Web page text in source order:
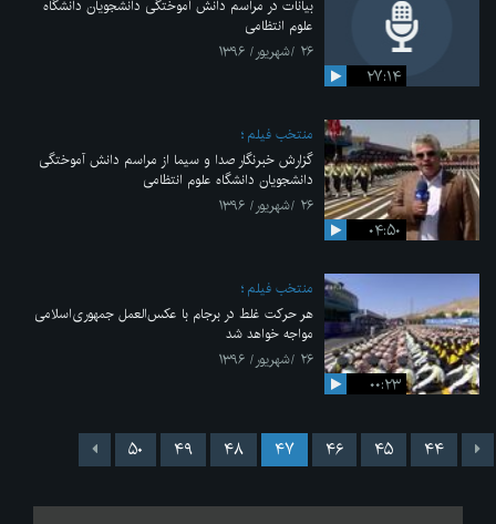
۲۷:۱۴
بیانات در مراسم دانش آموختگی دانشجویان دانشگاه
علوم انتظامی
۲۶ /شهریور/ ۱۳۹۶
۰۴:۵۰
منتخب فیلم
گزارش خبرنگار صدا و سیما از مراسم دانش آموختگی
دانشجویان دانشگاه علوم انتظامی
۲۶ /شهریور/ ۱۳۹۶
۰۰:۲۳
منتخب فیلم
هر حرکت غلط در برجام با عکس‌العمل جمهوری‌اسلامی
مواجه خواهد شد
۲۶ /شهریور/ ۱۳۹۶
۴۴ ۴۵ ۴۶ ۴۷ ۴۸ ۴۹ ۵۰